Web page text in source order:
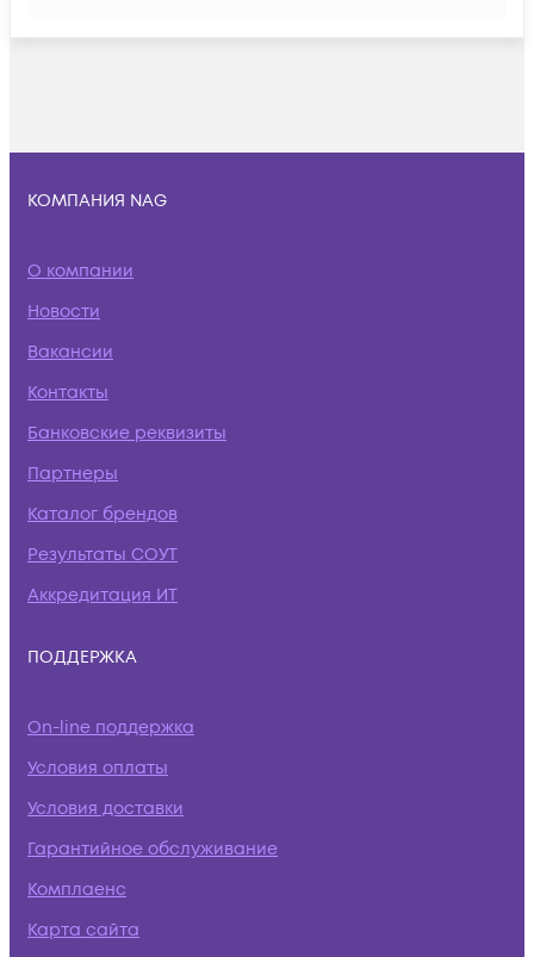
КОМПАНИЯ NAG
О компании
Новости
Вакансии
Контакты
Банковские реквизиты
Партнеры
Каталог брендов
Результаты СОУТ
Аккредитация ИТ
ПОДДЕРЖКА
On-line поддержка
Условия оплаты
Условия доставки
Гарантийное обслуживание
Комплаенс
Карта сайта